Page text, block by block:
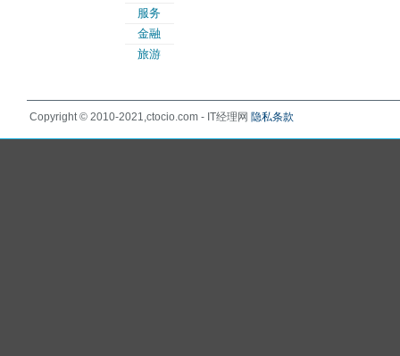
服务
金融
旅游
Copyright © 2010-2021,ctocio.com - IT经理网 隐私条款